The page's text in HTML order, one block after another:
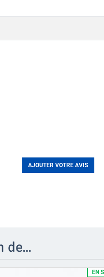
AJOUTER VOTRE AVIS
de...
EN